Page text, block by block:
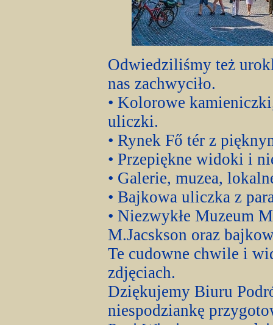
Odwiedziliśmy też
nas zachwyciło.
• Kolorowe
uliczki.
• Rynek Fő tér z
• Przepiękne widoki i
• Galerie, muzea,
• Bajkowa uliczka z
• Niezwykłe Muzeum
M.Jacskson oraz
Te cudowne chwile i
zdjęciach.
Dziękujemy Biuru
niespodziankę